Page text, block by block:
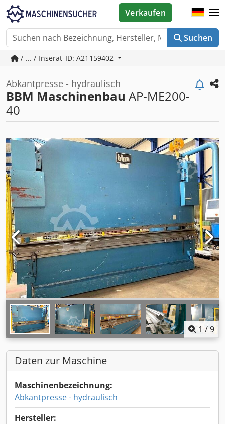
Suchen
Verkaufen
/ ... / Inserat-ID: A21159402
Abkantpresse - hydraulisch
BBM Maschinenbau AP-ME200-
40
1 /9
Daten zur Maschine
Maschinenbezeichnung:
Abkantpresse - hydraulisch
Hersteller: